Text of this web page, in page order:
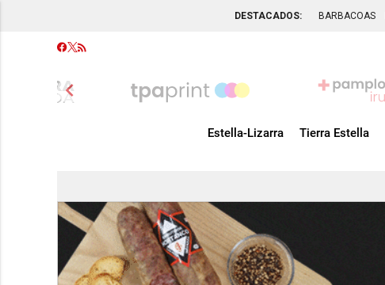
DESTACADOS: BARBACOAS
chevron_left
Estella-Lizarra Tierra Estella